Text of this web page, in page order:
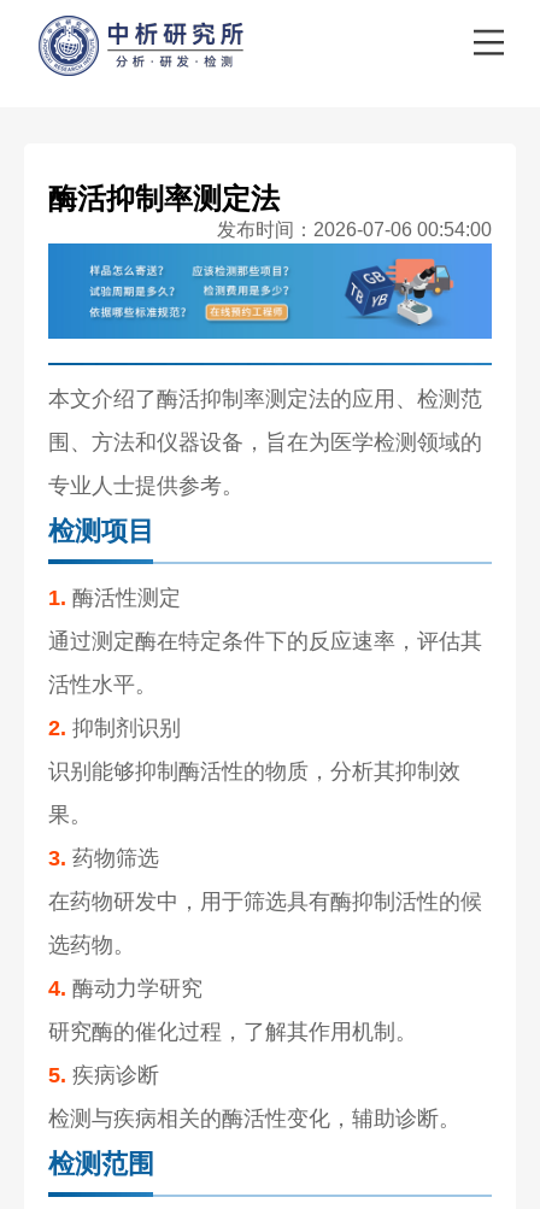
酶活抑制率测定法
发布时间：2026-07-06 00:54:00
本文介绍了酶活抑制率测定法的应用、检测范
围、方法和仪器设备，旨在为医学检测领域的
专业人士提供参考。
检测项目
1. 酶活性测定
通过测定酶在特定条件下的反应速率，评估其
活性水平。
2. 抑制剂识别
识别能够抑制酶活性的物质，分析其抑制效
果。
3. 药物筛选
在药物研发中，用于筛选具有酶抑制活性的候
选药物。
4. 酶动力学研究
研究酶的催化过程，了解其作用机制。
5. 疾病诊断
检测与疾病相关的酶活性变化，辅助诊断。
检测范围